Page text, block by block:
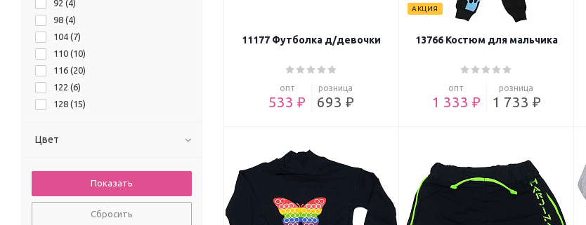
11177 Футболка д/девочки
опт
533 ₽
розница
693 ₽
АКЦИЯ
13766 Костюм для мальчика
опт
1 333 ₽
розница
1 733 ₽
92 (4)
98 (4)
104 (7)
110 (10)
116 (20)
122 (6)
128 (15)
152 (
164 (3)
Цвет
Сбросить